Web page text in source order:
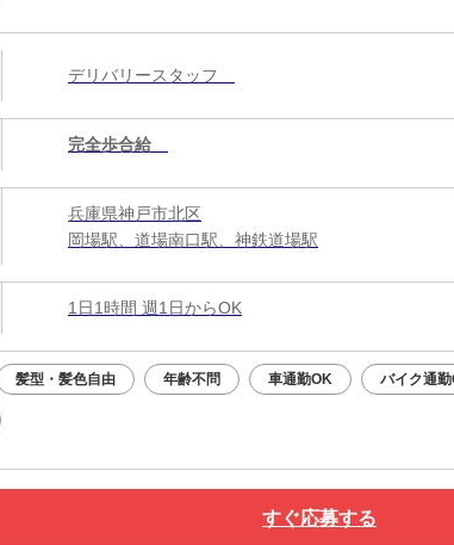
デリバリースタッフ
完全歩合給
兵庫県神戸市北区
岡場駅、道場南口駅、神鉄道場駅
1日1時間 週1日からOK
髪型・髪色自由 年齢不問 車通勤OK バイク通
すぐ応募する